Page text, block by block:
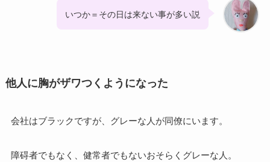
いつか＝その日は来ない事が多い説
他人に胸がザワつくようになった
会社はブラックですが、グレーな人が同僚にいます。
障碍者でもなく、健常者でもないおそらくグレーな人。